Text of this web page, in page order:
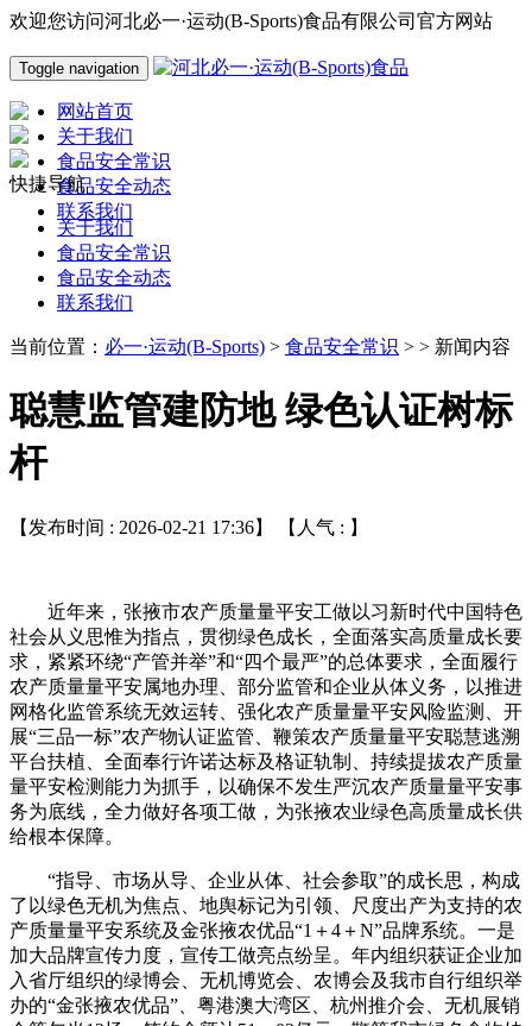
欢迎您访问河北必一·运动(B-Sports)食品有限公司官方网站
Toggle navigation
网站首页
关于我们
食品安全常识
食品安全动态
联系我们
快捷导航
关于我们
食品安全常识
食品安全动态
联系我们
当前位置： 必一·运动(B-Sports) > 食品安全常识 > > 新闻内容
聪慧监管建防地 绿色认证树标
杆
【发布时间 : 2026-02-21 17:36】 【人气 : 】
近年来，张掖市农产质量量平安工做以习新时代中国特色
社会从义思惟为指点，贯彻绿色成长，全面落实高质量成长要
求，紧紧环绕“产管并举”和“四个最严”的总体要求，全面履行
农产质量量平安属地办理、部分监管和企业从体义务，以推进
网格化监管系统无效运转、强化农产质量量平安风险监测、开
展“三品一标”农产物认证监管、鞭策农产质量量平安聪慧逃溯
平台扶植、全面奉行许诺达标及格证轨制、持续提拔农产质量
量平安检测能力为抓手，以确保不发生严沉农产质量量平安事
务为底线，全力做好各项工做，为张掖农业绿色高质量成长供
给根本保障。
“指导、市场从导、企业从体、社会参取”的成长思，构成
了以绿色无机为焦点、地舆标记为引领、尺度出产为支持的农
产质量量平安系统及金张掖农优品“1＋4＋N”品牌系统。一是
加大品牌宣传力度，宣传工做亮点纷呈。年内组织获证企业加
入省厅组织的绿博会、无机博览会、农博会及我市自行组织举
办的“金张掖农优品”、粤港澳大湾区、杭州推介会、无机展销